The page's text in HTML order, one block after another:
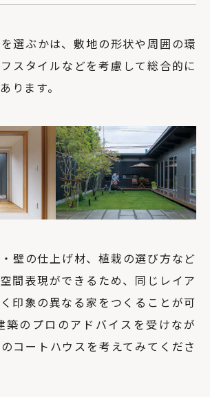
選ぶかは、敷地の形状や周囲の環
スタイルなどを考慮して総合的に
ります。
壁の仕上げ材、植栽の選び方など
間表現ができるため、同じレイア
印象の異なる家をつくることが可
築のプロのアドバイスを受けなが
コートハウスを考えてみてくださ